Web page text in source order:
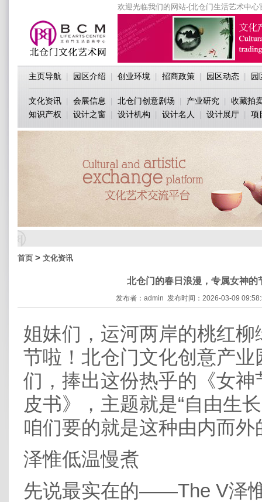
欢迎光临我们的网站-{北仓门生活艺术中心
主页导航 园区介绍 创业环境 招商政策 园区动态 园
文化资讯 会展信息 北仓门创意剧场 产业研究
收藏拍
知识产权
设计之窗 设计机构 设计名人 设计展厅 项
首页 > 文化资讯
北仓门的春日浪漫，专属女神的
发布者：admin 发布时间：2026-03-09
姐妹们，运河两岸的桃红
节啦！北仓门文化创意产业
们，捧出这份热乎的《女
皮书》，主题就是“自由生
咱们要的就是这种由内而外
泽惟低温慢煮
先说最实在的——The V泽